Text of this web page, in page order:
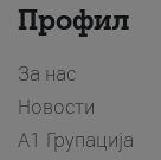
Профил
За нас
Новости
А1 Групација